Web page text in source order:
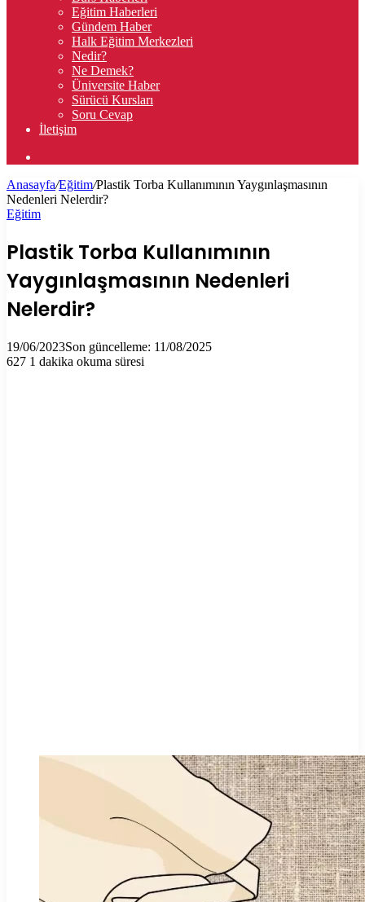
Eğitim Haberleri
Gündem Haber
Halk Eğitim Merkezleri
Nedir?
Ne Demek?
Üniversite Haber
Sürücü Kursları
Soru Cevap
İletişim
...
Anasayfa/Eğitim/Plastik Torba Kullanımının Yaygınlaşmasının
Nedenleri Nelerdir?
Eğitim
Plastik Torba Kullanımının
Yaygınlaşmasının Nedenleri
Nelerdir?
19/06/2023Son güncelleme: 11/08/2025
627 1 dakika okuma süresi